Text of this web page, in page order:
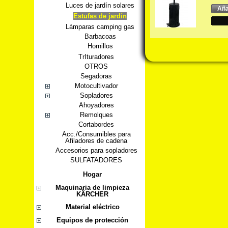
Luces de jardín solares
Estufas de jardín
Lámparas camping gas
Barbacoas
Hornillos
TrIturadores
OTROS
Segadoras
Motocultivador
Sopladores
Ahoyadores
Remolques
Cortabordes
Acc./Consumibles para
Afiladores de cadena
Accesorios para sopladores
SULFATADORES
Hogar
Maquinaria de limpieza
KÄRCHER
Material eléctrico
Equipos de protección